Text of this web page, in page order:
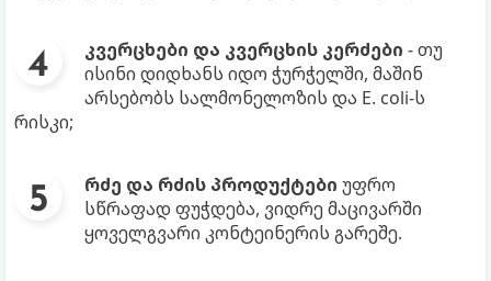
კვერცხები და კვერცხის კერძები - თუ
ისინი დიდხანს იდო ჭურჭელში, მაშინ
არსებობს სალმონელოზის და E. coli-ს
რისკი;
რძე და რძის პროდუქტები უფრო
სწრაფად ფუჭდება, ვიდრე მაცივარში
ყოველგვარი კონტეინერის გარეშე.